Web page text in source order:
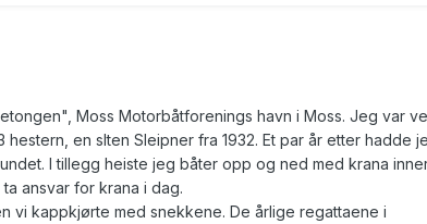
Moss Motorbåtforenings havn i Moss. Jeg var
hestern, en slten Sleipner fra 1932. Et par år etter hadde
I tillegg heiste jeg båter opp og ned med krana
ansvar for krana i dag.
vi kappkjørte med snekkene. De årlige regattaene i